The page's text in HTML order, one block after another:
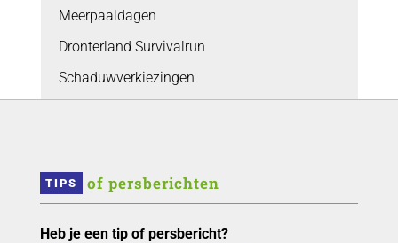
Meerpaaldagen
Dronterland Survivalrun
Schaduwverkiezingen
TIPS of persberichten
Heb je een tip of persbericht?